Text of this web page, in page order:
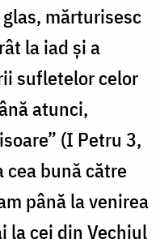
mărturisesc
la iad și a
sufletelor celor
atunci,
(I Petru 3,
cea bună către
până la venirea
la cei din Vechiul